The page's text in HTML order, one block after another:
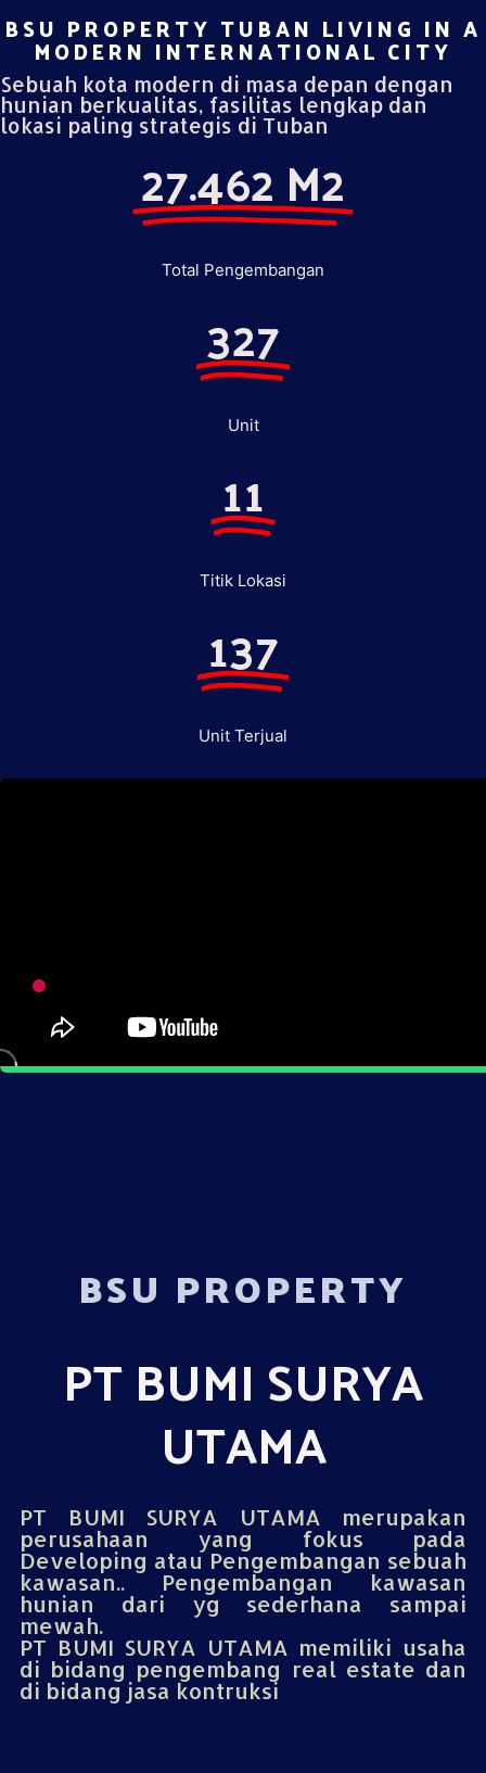
BSU PROPERTY TUBAN LIVING IN A
MODERN INTERNATIONAL CITY​
Sebuah kota modern di masa depan dengan
hunian berkualitas, fasilitas lengkap dan
lokasi paling strategis di Tuban
27.462 M2
Total Pengembangan
327
Unit
11
Titik Lokasi
137
Unit Terjual
BSU PROPERTY
PT BUMI SURYA
UTAMA
PT BUMI SURYA UTAMA merupakan
perusahaan yang fokus pada
Developing atau Pengembangan sebuah
kawasan.. Pengembangan kawasan
hunian dari yg sederhana sampai
mewah.
PT BUMI SURYA UTAMA memiliki usaha
di bidang pengembang real estate dan
di bidang jasa kontruksi